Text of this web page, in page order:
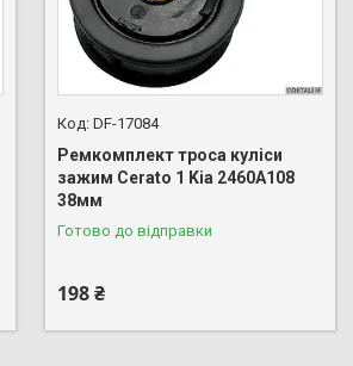
DF-17084
Ремкомплект троса куліси
зажим Cerato 1 Kia 2460A108
38мм
Готово до відправки
198 ₴